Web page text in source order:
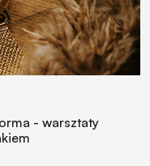
- warsztaty